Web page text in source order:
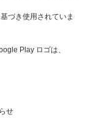
づき使用されていま
Play ロゴは、
せ